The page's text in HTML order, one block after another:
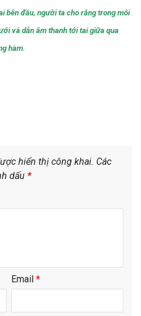
bên đầu, người ta cho rằng trong môi
và dẫn âm thanh tới tai giữa qua
hàm.
hiển thị công khai. Các
dấu *
Email *